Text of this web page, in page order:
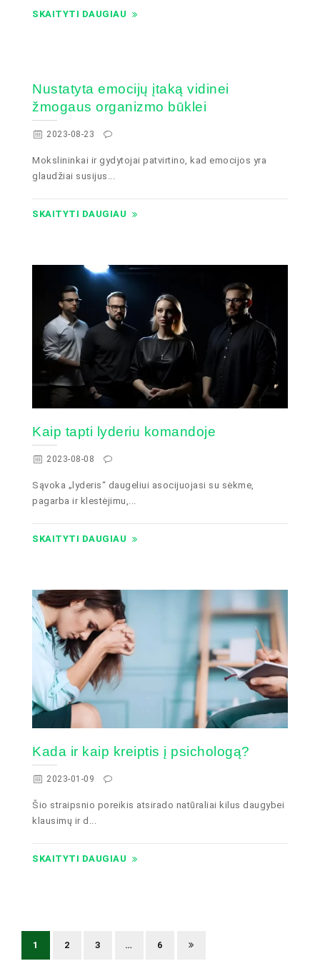
SKAITYTI DAUGIAU
Nustatyta emocijų įtaką vidinei
žmogaus organizmo būklei
2023-08-23
Mokslininkai ir gydytojai patvirtino, kad emocijos yra
glaudžiai susijus...
SKAITYTI DAUGIAU
Kaip tapti lyderiu komandoje
2023-08-08
Sąvoka „lyderis“ daugeliui asocijuojasi su sėkme,
pagarba ir klestėjimu,...
SKAITYTI DAUGIAU
Kada ir kaip kreiptis į psichologą?
2023-01-09
Šio straipsnio poreikis atsirado natūraliai kilus daugybei
klausimų ir d...
SKAITYTI DAUGIAU
1 2 3 … 6